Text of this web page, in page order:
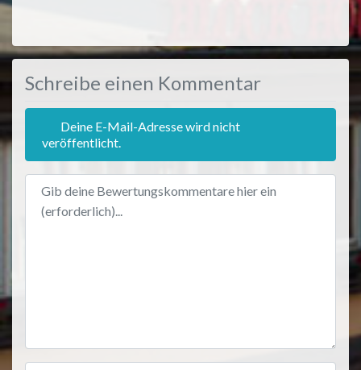
Schreibe einen Kommentar
Deine E-Mail-Adresse wird nicht
veröffentlicht.
Bewertungstext